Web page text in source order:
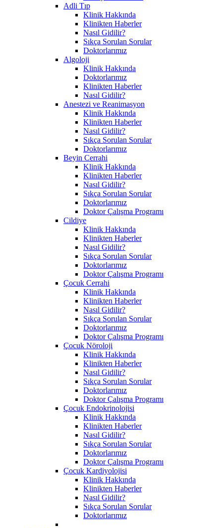
Adli Tıp
Klinik Hakkında
Klinikten Haberler
Nasıl Gidilir?
Sıkça Sorulan Sorular
Doktorlarımız
Algoloji
Klinik Hakkında
Doktorlarımız
Klinikten Haberler
Nasıl Gidilir?
Anestezi ve Reanimasyon
Klinik Hakkında
Klinikten Haberler
Nasıl Gidilir?
Sıkça Sorulan Sorular
Doktorlarımız
Beyin Cerrahi
Klinik Hakkında
Klinikten Haberler
Nasıl Gidilir?
Sıkça Sorulan Sorular
Doktorlarımız
Doktor Çalışma Programı
Cildiye
Klinik Hakkında
Klinikten Haberler
Nasıl Gidilir?
Sıkça Sorulan Sorular
Doktorlarımız
Doktor Çalışma Programı
Çocuk Cerrahi
Klinik Hakkında
Klinikten Haberler
Nasıl Gidilir?
Sıkça Sorulan Sorular
Doktorlarımız
Doktor Çalışma Programı
Çocuk Nöroloji
Klinik Hakkında
Klinikten Haberler
Nasıl Gidilir?
Sıkça Sorulan Sorular
Doktorlarımız
Doktor Çalışma Programı
Çocuk Endokrinolojisi
Klinik Hakkında
Klinikten Haberler
Nasıl Gidilir?
Sıkça Sorulan Sorular
Doktorlarımız
Doktor Çalışma Programı
Çocuk Kardiyolojisi
Klinik Hakkında
Klinikten Haberler
Nasıl Gidilir?
Sıkça Sorulan Sorular
Doktorlarımız